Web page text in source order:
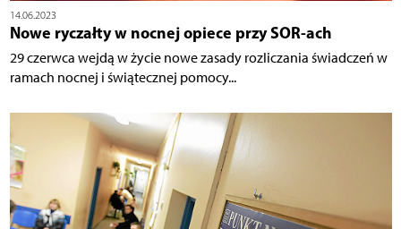
14.06.2023
Nowe ryczałty w nocnej opiece przy SOR-ach
29 czerwca wejdą w życie nowe zasady rozliczania świadczeń w
ramach nocnej i świątecznej pomocy...